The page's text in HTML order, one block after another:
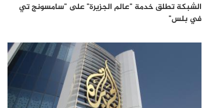
الشبكة تطلق خدمة "عالم الجزيرة" على "سامسونج تي
في بلس"